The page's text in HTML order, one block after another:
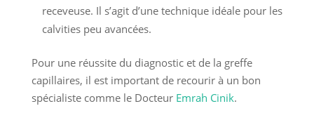
receveuse. Il s’agit d’une technique idéale pour les
calvities peu avancées.
Pour une réussite du diagnostic et de la greffe
capillaires, il est important de recourir à un bon
spécialiste comme le Docteur Emrah Cinik.